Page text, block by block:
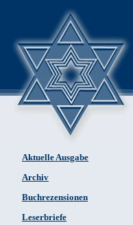
Aktuelle Ausgabe
Archiv
Buchrezensionen
Leserbriefe